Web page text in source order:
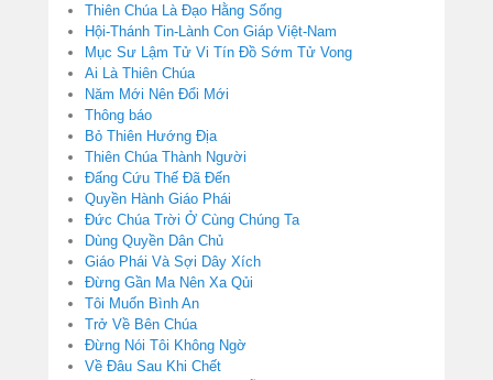
Thiên Chúa Là Đạo Hằng Sống
Hội-Thánh Tin-Lành Con Giáp Việt-Nam
Mục Sư Lậm Tử Vi Tín Đồ Sớm Tử Vong
Ai Là Thiên Chúa
Năm Mới Nên Đổi Mới
Thông báo
Bỏ Thiên Hướng Địa
Thiên Chúa Thành Người
Đấng Cứu Thế Đã Đến
Quyền Hành Giáo Phái
Đức Chúa Trời Ở Cùng Chúng Ta
Dùng Quyền Dân Chủ
Giáo Phái Và Sợi Dây Xích
Đừng Gần Ma Nên Xa Qủi
Tôi Muốn Bình An
Trở Về Bên Chúa
Đừng Nói Tôi Không Ngờ
Về Đâu Sau Khi Chết